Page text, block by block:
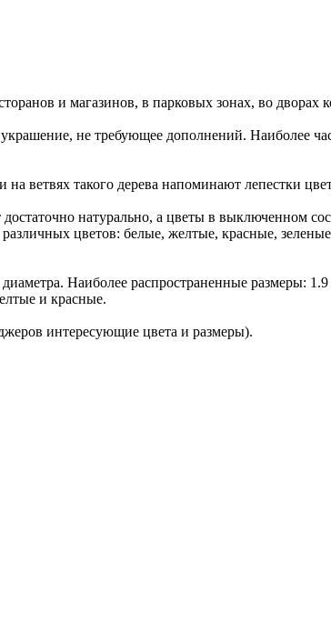
и магазинов, в парковых зонах, во дворах
не требующее дополнений. Наиболее
ветвях такого дерева напоминают лепестки
достаточно натурально, а цветы в выключенном
цветов: белые, желтые, красные,
Наиболее распространенные размеры:
и красные.
интересующие цвета и размеры).